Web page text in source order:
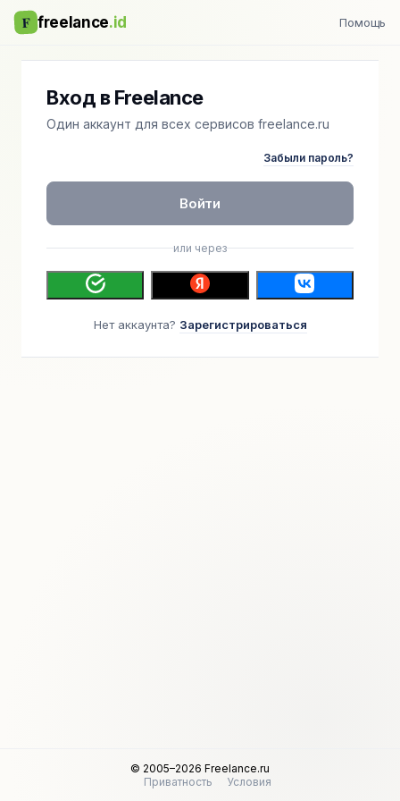
F freelance.id Помощь
Вход в Freelance
Один аккаунт для всех сервисов freelance.ru
Забыли пароль?
Войти
или через
Нет аккаунта? Зарегистрироваться
© 2005–2026 Freelance.ru
Приватность
Условия